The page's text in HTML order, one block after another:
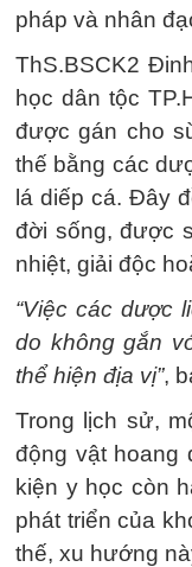
pháp và nhân
ThS.BSCK2
học dân tộc
được gán cho
thế bằng các
lá diếp cá. Đây
đời sống, được
nhiệt, giải độc
“Việc các dược
do không gắn
thể hiện địa vị”,
Trong lịch sử,
động vật hoang
kiện y học còn
phát triển của
thế, xu hướng